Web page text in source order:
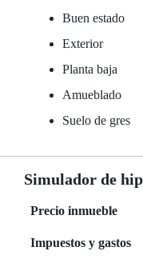
Buen estado
Exterior
Planta baja
Amueblado
Suelo de gres
Simulador de
Precio inmueble
Impuestos y gastos